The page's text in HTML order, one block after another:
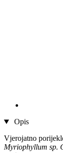
Opis
Vjerojatno
Myriophyllum sp.